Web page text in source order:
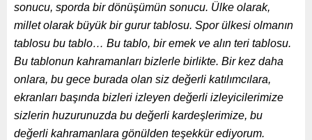
sonucu, sporda bir dönüşümün sonucu. Ülke olarak,
millet olarak büyük bir gurur tablosu. Spor ülkesi olmanın
tablosu bu tablo… Bu tablo, bir emek ve alın teri tablosu.
Bu tablonun kahramanları bizlerle birlikte. Bir kez daha
onlara, bu gece burada olan siz değerli katılımcılara,
ekranları başında bizleri izleyen değerli izleyicilerimize
sizlerin huzurunuzda bu değerli kardeşlerimize, bu
değerli kahramanlara gönülden teşekkür ediyorum.